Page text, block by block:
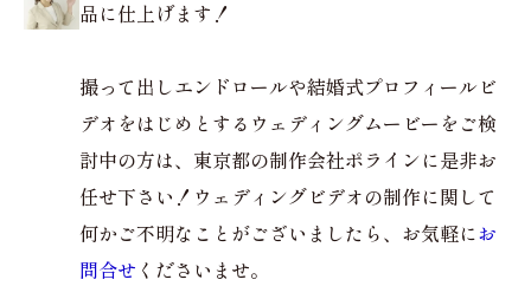
品に仕上げます！
撮って出しエンドロールや結婚式プロフィールビ
デオをはじめとするウェディングムービーをご検
討中の方は、東京都の制作会社ポラインに是非お
任せ下さい！ウェディングビデオの制作に関して
何かご不明なことがございましたら、お気軽にお
問合せ くださいませ。